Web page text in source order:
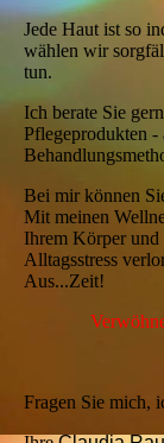
Jede Haut ist so
wählen wir
tun.
Ich berate Sie
Pflegeprodukten -
Bei mir können
Mit meinen
Ihrem Körper und
Alltagsstress
Aus...Zeit!
Fragen Sie mich,